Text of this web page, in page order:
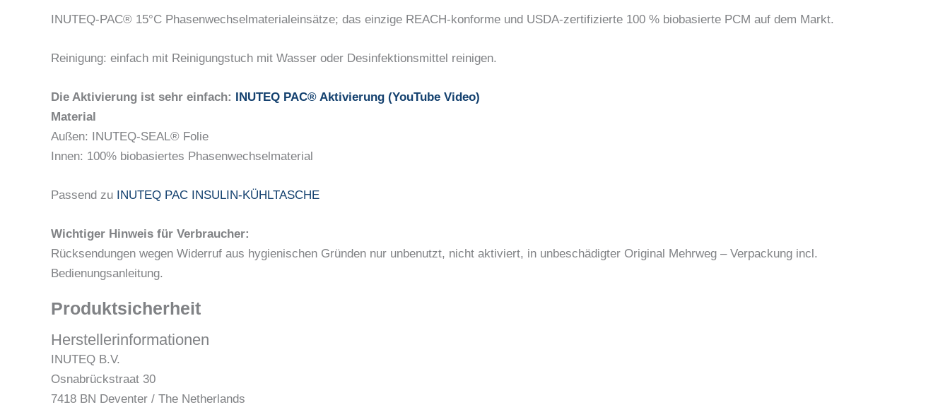
INUTEQ-PAC® 15°C Phasenwechselmaterialeinsätze; das einzige REACH-konforme und USDA-zertifizierte 100 % biobasierte PCM auf dem Markt.
Reinigung: einfach mit Reinigungstuch mit Wasser oder Desinfektionsmittel reinigen.
Die Aktivierung ist sehr einfach: INUTEQ PAC® Aktivierung (YouTube Video)
Material
Außen: INUTEQ-SEAL® Folie
Innen: 100% biobasiertes Phasenwechselmaterial
Passend zu INUTEQ PAC INSULIN-KÜHLTASCHE
Wichtiger Hinweis für Verbraucher:
Rücksendungen wegen Widerruf aus hygienischen Gründen nur unbenutzt, nicht aktiviert, in unbeschädigter Original Mehrweg – Verpackung incl.
Bedienungsanleitung.
Produktsicherheit
Herstellerinformationen
INUTEQ B.V.
Osnabrückstraat 30
7418 BN Deventer / The Netherlands